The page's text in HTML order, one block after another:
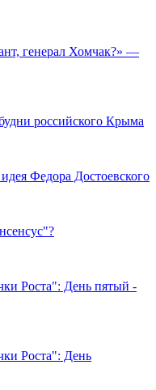
генерал Хомчак?» —
российского Крыма
Федора Достоевского
Роста": День пятый -
Роста": День